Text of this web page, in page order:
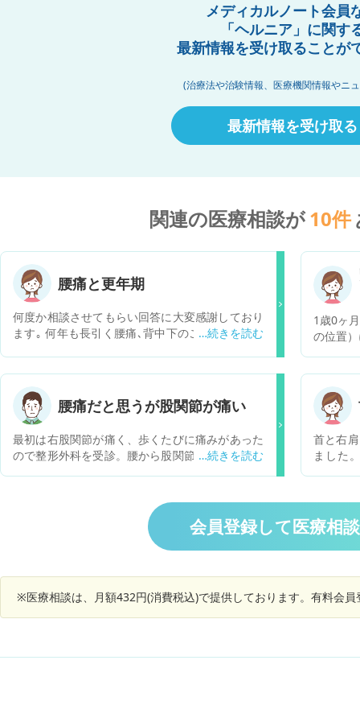
メディカルノート会員
「ヘルニア」に関す
最新情報を受け取ることが
(治療法や治験情報、医療機関情報やニ
最新情報を受け取る
関連の医療相談が10件
腰痛と更年期
何度か相談させてもらい回答に大変感謝しており
ます｡ 何年も長引く腰痛､背中下のこわばり､手の
歩行も10分程度がやっとで､歩行してると血流も
滞っている感じがします｡そのせいなのか，左手
の静脈怒張も酷くて痛みも出てきます｡ 何か椎間
板症やヘルニア以外に考えられる疾患ってありま
すか？ リリカ，ディロキシチン､タリージェの服
用してますが効果が感じられません。 日常生活が
の科を受診したらよいのでしょうか？ また，婦人
科では一年程生理を止めるレルミナ，ジエノゲス
トを処方されて服用中です。逆にエストロゲンテ
てるようで心配です。
1歳0ヶ
の位置
ので異
で米粒
す。 悪
なみに
増えは
g）
腰痛だと思うが股関節が痛い
最初は右股関節が痛く、歩くたびに痛みがあった
ので整形外科を受診。腰から股関節にかけてレン
いかと診断受けた。しかし、痛みはひどくなり1
週間後に再受診。筋肉系ということで電気治療受
けたが、効果無く。そこから2週間後に少しずつ
痛みは収まっている。当初は股関節が痛かった
首と右
ました
ので心
ました
せいも
会員登録して医療相
※医療相談は、月額432円(消費税込)で提供しております。有料会